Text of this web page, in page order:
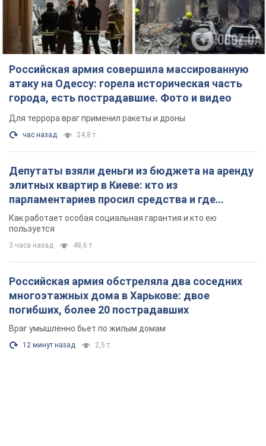
Российская армия совершила массированную
атаку на Одессу: горела историческая часть
города, есть пострадавшие. Фото и видео
Для террора враг применил ракеты и дроны
час назад 24,8 т.
Депутаты взяли деньги из бюджета на аренду
элитных квартир в Киеве: кто из
парламентариев просил средства и где
поселился
Как работает особая социальная гарантия и кто ею
пользуется
3 часа назад 48,6 т.
Российская армия обстреляла два соседних
многоэтажных дома в Харькове: двое
погибших, более 20 пострадавших
Враг умышленно бьет по жилым домам
12 минут назад 2,5 т.